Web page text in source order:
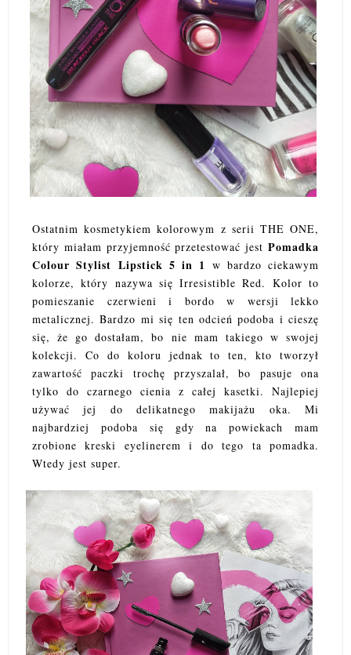
Ostatnim kosmetykiem kolorowym z serii THE ONE,
który miałam przyjemność przetestować jest Pomadka
Colour Stylist Lipstick 5 in 1 w bardzo ciekawym
kolorze, który nazywa się Irresistible Red. Kolor to
pomieszanie czerwieni i bordo w wersji lekko
metalicznej. Bardzo mi się ten odcień podoba i cieszę
się, że go dostałam, bo nie mam takiego w swojej
kolekcji. Co do koloru jednak to ten, kto tworzył
zawartość paczki trochę przyszalał, bo pasuje ona
tylko do czarnego cienia z całej kasetki. Najlepiej
używać jej do delikatnego makijażu oka. Mi
najbardziej podoba się gdy na powiekach mam
zrobione kreski eyelinerem i do tego ta pomadka.
Wtedy jest super.